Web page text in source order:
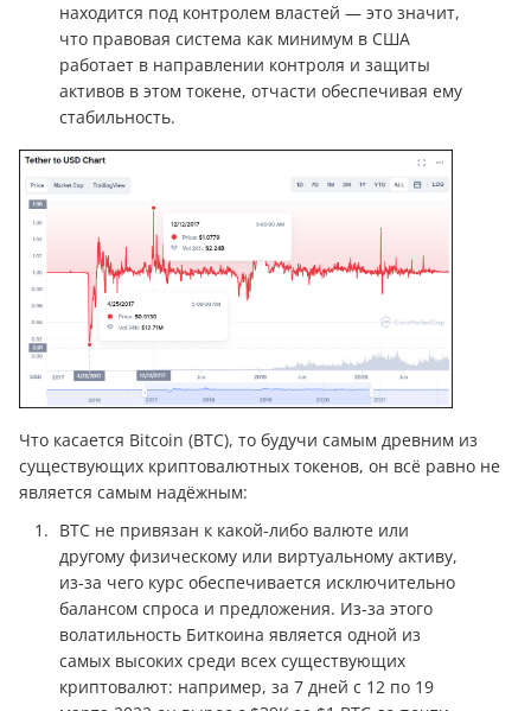
находится под контролем властей — это значит,
что правовая система как минимум в США
работает в направлении контроля и защиты
активов в этом токене, отчасти обеспечивая ему
стабильность.
Что касается Bitcoin (BTC), то будучи самым древним из
существующих криптовалютных токенов, он всё равно не
является самым надёжным:
BTC не привязан к какой-либо валюте или
другому физическому или виртуальному активу,
из-за чего курс обеспечивается исключительно
балансом спроса и предложения. Из-за этого
волатильность Биткоина является одной из
самых высоких среди всех существующих
криптовалют: например, за 7 дней с 12 по 19